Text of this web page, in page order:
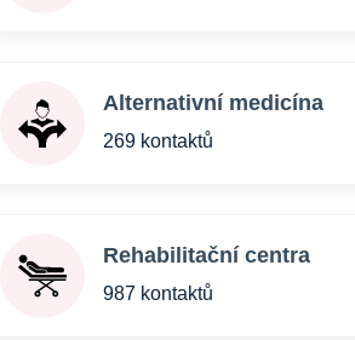
Alternativní medicína
269 kontaktů
Rehabilitační centra
987 kontaktů